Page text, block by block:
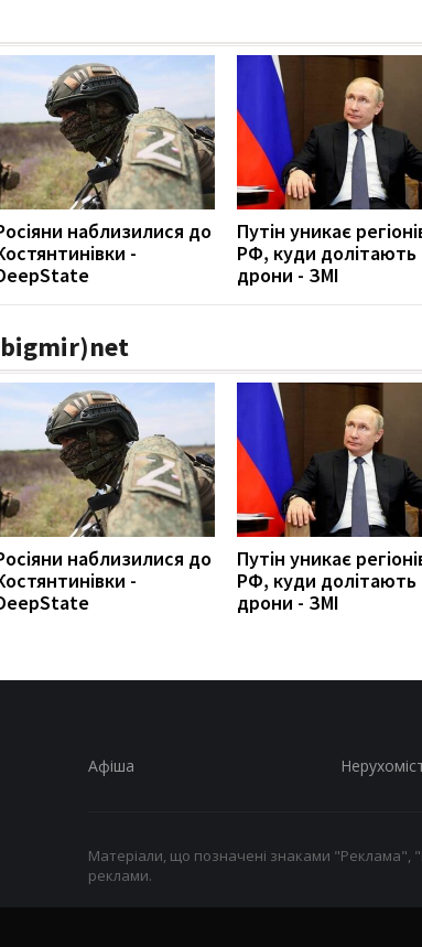
наблизилися до
-
Путін уникає
РФ, куди долітають
дрони - ЗМІ
наблизилися до
-
Путін уникає
РФ, куди долітають
дрони - ЗМІ
Афіша
Матеріали, що позначені знаками "Реклама",
реклами.